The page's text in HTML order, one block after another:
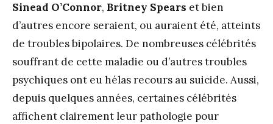
Sinead O’Connor, Britney Spears et bien
d’autres encore seraient, ou auraient été, atteints
de troubles bipolaires. De nombreuses célébrités
souffrant de cette maladie ou d’autres troubles
psychiques ont eu hélas recours au suicide. Aussi,
depuis quelques années, certaines célébrités
affichent clairement leur pathologie pour